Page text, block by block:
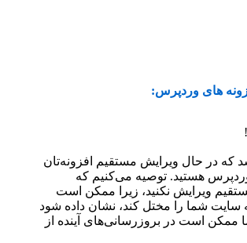
های وردپرس:
که در حال ویرایش مستقیم افزونه‌تان
هستید. توصیه می‌کنیم که
ویرایش نکنید، زیرا ممکن است
سایت شما را مختل کند، نشان داده شود
ممکن است در بروزرسانی‌های آینده از